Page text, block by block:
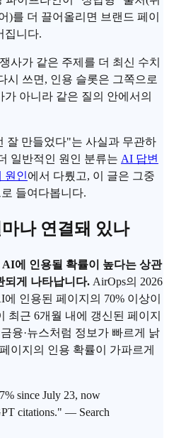
)를 더 끌어올리면 브랜드 페이
집니다.
사가 같은 주제를 더 최신 수치
시 쓰면, 인용 슬롯은 그쪽으로
아니라 같은 질의 안에서의
잘 만들었다"는 사실과 무관하
일반적인 원인 분류는 AI 답변
원인에서 다뤘고, 이 글은 그중
들여다봅니다.
나 연결돼 있나
에 인용될 확률이 높다는 상관
되게 나타납니다. AirOps의 2026
에 인용된 페이지의 70% 이상이
최근 6개월 내에 갱신된 페이지
금융·뉴스처럼 정보가 빠르게 낡
이지의 인용 확률이 가파르게
since July 23, now
citations." — Search